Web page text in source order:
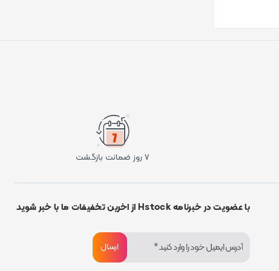
۷ روز ضمانت بازگشت
با عضویت در خبرنامه Hstock از اخرین تخفیفات ما با خبر شوید